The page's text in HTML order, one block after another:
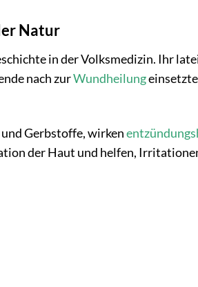
Natur
in der Volksmedizin. Ihr
nach zurWundheilung
Gerbstoffe, wirken
der Haut und helfen,